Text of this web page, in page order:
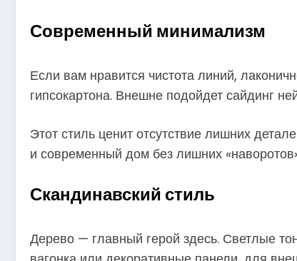
Современный минимализм
Если вам нравится чистота линий,
гипсокартона. Внешне подойдет сайдинг
Этот стиль ценит отсутствие лишних
и современный дом без лишних
Скандинавский стиль
Дерево — главный герой здесь. Светлые